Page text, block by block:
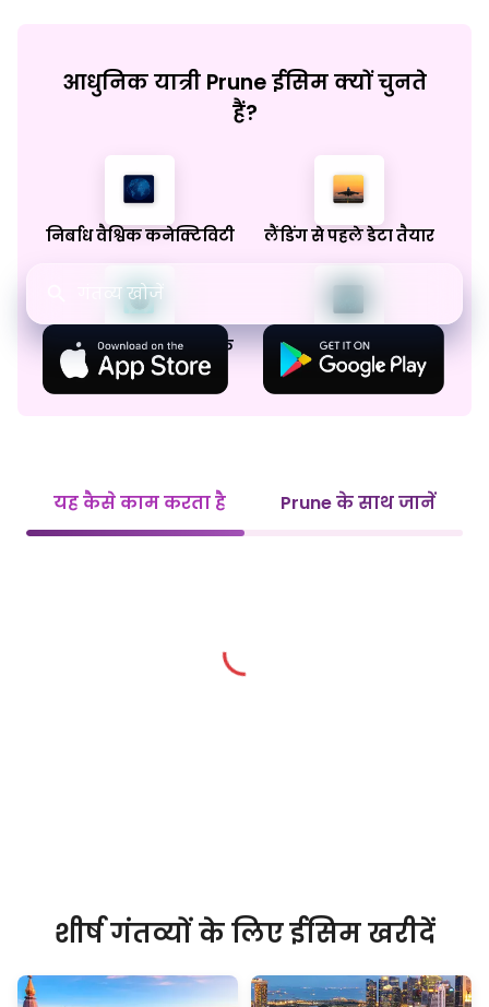
आधुनिक यात्री Prune ईसिम क्यों चुनते
हैं?
निर्बाध वैश्विक कनेक्टिविटी लैंडिंग से पहले डेटा तैयार
अक्सर यात्रा करने वालों के
लिए बना है
रोमिंग बिल में कोई
अप्रत्याशित बढ़ोतरी नहीं
यह कैसे काम करता है Prune के साथ जानें
शीर्ष गंतव्यों के लिए ईसिम खरीदें